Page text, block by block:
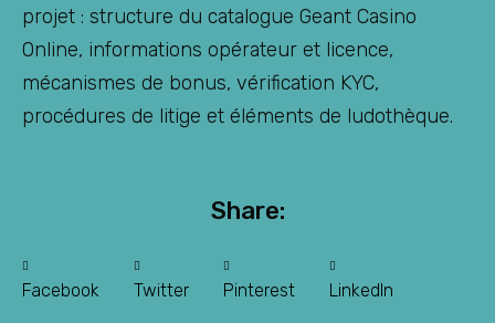
projet : structure du catalogue Geant Casino
Online, informations opérateur et licence,
mécanismes de bonus, vérification KYC,
procédures de litige et éléments de ludothèque.
Share:
Facebook Twitter Pinterest LinkedIn